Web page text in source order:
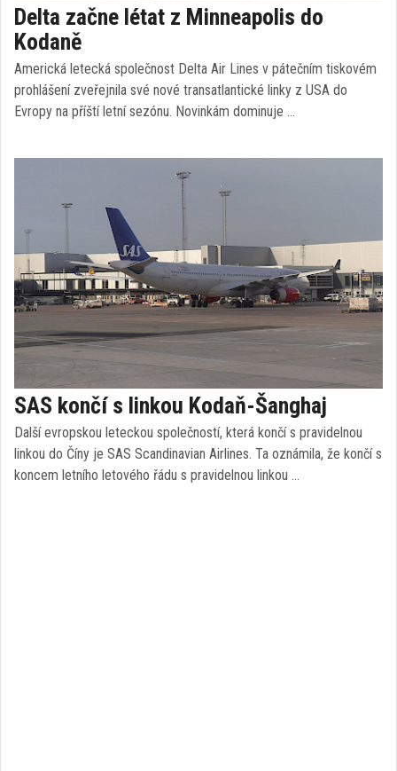
Delta začne létat z Minneapolis do
Kodaně
Americká letecká společnost Delta Air Lines v pátečním tiskovém
prohlášení zveřejnila své nové transatlantické linky z USA do
Evropy na příští letní sezónu. Novinkám dominuje …
SAS končí s linkou Kodaň-Šanghaj
Další evropskou leteckou společností, která končí s pravidelnou
linkou do Číny je SAS Scandinavian Airlines. Ta oznámila, že končí s
koncem letního letového řádu s pravidelnou linkou …